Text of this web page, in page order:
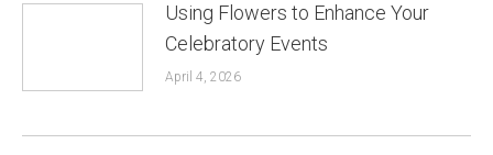
Using Flowers to Enhance Your
Celebratory Events
April 4, 2026